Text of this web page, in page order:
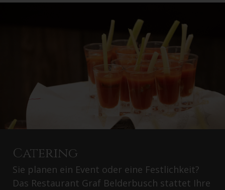
Catering
Sie planen ein Event oder eine Festlichkeit?
Das Restaurant Graf Belderbusch stattet Ihre